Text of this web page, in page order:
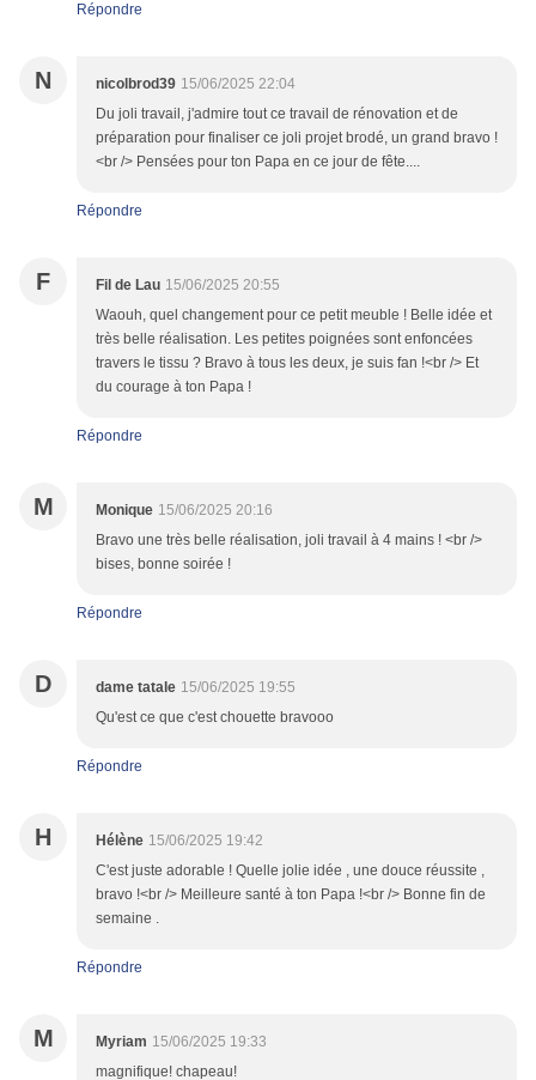
Répondre
N nicolbrod39 15/06/2025 22:04
Du joli travail, j'admire tout ce travail de rénovation et de
préparation pour finaliser ce joli projet brodé, un grand bravo !
<br /> Pensées pour ton Papa en ce jour de fête....
Répondre
F Fil de Lau 15/06/2025 20:55
Waouh, quel changement pour ce petit meuble ! Belle idée et
très belle réalisation. Les petites poignées sont enfoncées
travers le tissu ? Bravo à tous les deux, je suis fan !<br /> Et
du courage à ton Papa !
Répondre
M Monique 15/06/2025 20:16
Bravo une très belle réalisation, joli travail à 4 mains ! <br />
bises, bonne soirée !
Répondre
D dame tatale 15/06/2025 19:55
Qu'est ce que c'est chouette bravooo
Répondre
H Hélène 15/06/2025 19:42
C'est juste adorable ! Quelle jolie idée , une douce réussite ,
bravo !<br /> Meilleure santé à ton Papa !<br /> Bonne fin de
semaine .
Répondre
M Myriam 15/06/2025 19:33
magnifique! chapeau!